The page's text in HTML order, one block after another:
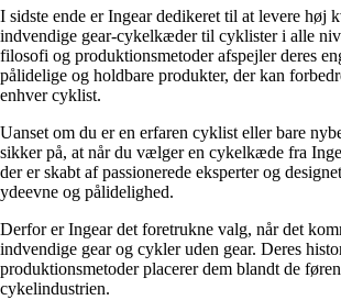
I sidste ende er Ingear dedikeret til at levere høj
indvendige gear-cykelkæder til cyklister i alle
filosofi og produktionsmetoder afspejler deres
pålidelige og holdbare produkter, der kan
enhver cyklist.
Uanset om du er en erfaren cyklist eller bare
sikker på, at når du vælger en cykelkæde fra
der er skabt af passionerede eksperter og
ydeevne og pålidelighed.
Derfor er Ingear det foretrukne valg, når det
indvendige gear og cykler uden gear. Deres
produktionsmetoder placerer dem blandt de
cykelindustrien.